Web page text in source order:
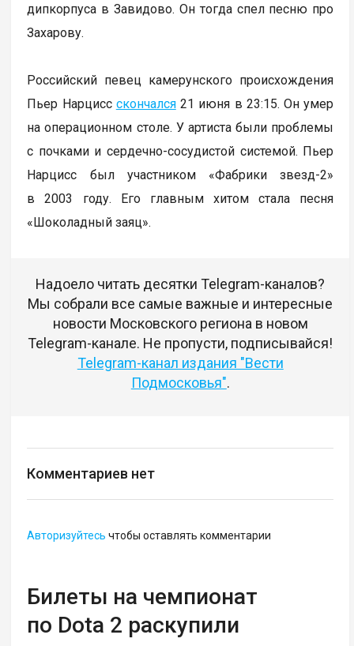
дипкорпуса в Завидово. Он тогда спел песню про
Захарову.
Российский певец камерунского происхождения
Пьер Нарцисс скончался21 июня в 23:15. Он умер
на операционном столе. У артиста были проблемы
с почками и сердечно-сосудистой системой. Пьер
Нарцисс был участником «Фабрики звезд-2»
в 2003 году. Его главным хитом стала песня
«Шоколадный заяц».
Надоело читать десятки Telegram-каналов?
Мы собрали все самые важные и интересные
новости Московского региона в новом
Telegram-канале. Не пропусти, подписывайся!
Telegram-канал издания "Вести
Подмосковья".
Комментариев нет
Авторизуйтесь чтобы оставлять комментарии
Билеты на чемпионат
по Dota 2 раскупили